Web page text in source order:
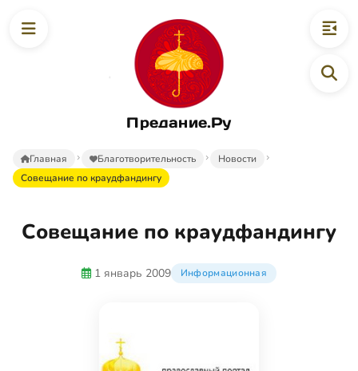
Предание.Ру
Главная Благотворительность
Новости
Совещание по краудфандингу
Совещание по краудфандингу
1 январь 2009 Информационная